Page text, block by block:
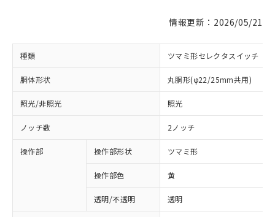
情報更新：2026/05/21
種類 ツマミ形セレクタスイッチ
胴体形状 丸胴形(φ22/25mm共用)
照光/非照光 照光
ノッチ数 2ノッチ
操作部 操作部形状 ツマミ形
操作部色 黄
透明/不透明 透明